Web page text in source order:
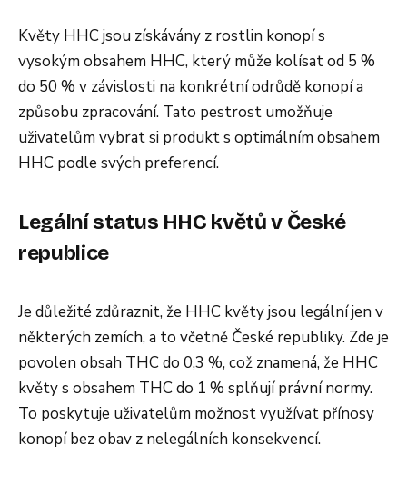
Květy HHC jsou získávány z rostlin konopí s
vysokým obsahem HHC, který může kolísat od 5 %
do 50 % v závislosti na konkrétní odrůdě konopí a
způsobu zpracování. Tato pestrost umožňuje
uživatelům vybrat si produkt s optimálním obsahem
HHC podle svých preferencí.
Legální status HHC květů v České
republice
Je důležité zdůraznit, že HHC květy jsou legální jen v
některých zemích, a to včetně České republiky. Zde je
povolen obsah THC do 0,3 %, což znamená, že HHC
květy s obsahem THC do 1 % splňují právní normy.
To poskytuje uživatelům možnost využívat přínosy
konopí bez obav z nelegálních konsekvencí.